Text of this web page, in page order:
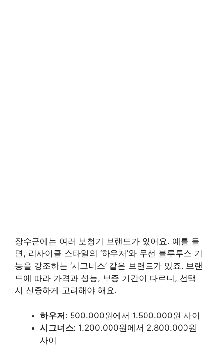
장수군에는 여러 보청기 브랜드가 있어요. 예를 들
면, 리사이클 스타일의 ‘하우저’와 무선 블루투스 기
능을 강조하는 ‘시그너스’ 같은 브랜드가 있죠. 브랜
드에 따라 가격과 성능, 보증 기간이 다르니, 선택
시 신중하게 고려해야 해요.
하우저: 500.000원에서 1.500.000원 사이
시그너스: 1.200.000원에서 2.800.000원
사이